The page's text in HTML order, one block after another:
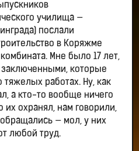
училища —
послали
в Коряжме
Мне было 17 лет,
которые
работах. Ну, как
а кто-то вообще ничего
их охранял, нам говорили,
— мол, у них
любой труд.